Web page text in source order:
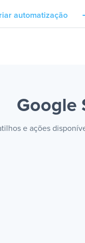
automatização
Google
e ações